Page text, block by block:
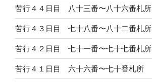
苦行４４日目 八十三番〜八十六番札所
苦行４３日目 七十八番〜八十二番札所
苦行４２日目 七十一番〜七十七番札所
苦行４１日目 六十六番〜七十番札所